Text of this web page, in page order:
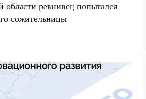
области ревнивец попытался
сожительницы